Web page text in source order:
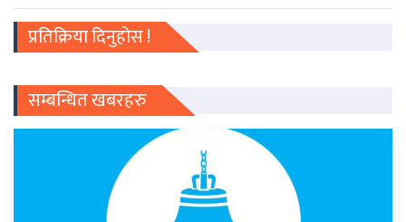
प्रतिक्रिया दिनुहोस !
सम्बन्धित खबरहरु